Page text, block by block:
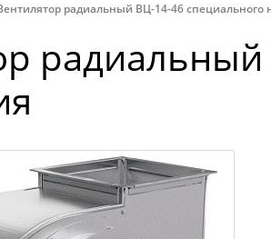
радиальный ВЦ-14-46 специального